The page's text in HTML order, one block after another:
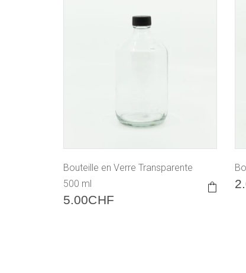
Bouteille en Verre Transparente
500 ml
5.00CHF